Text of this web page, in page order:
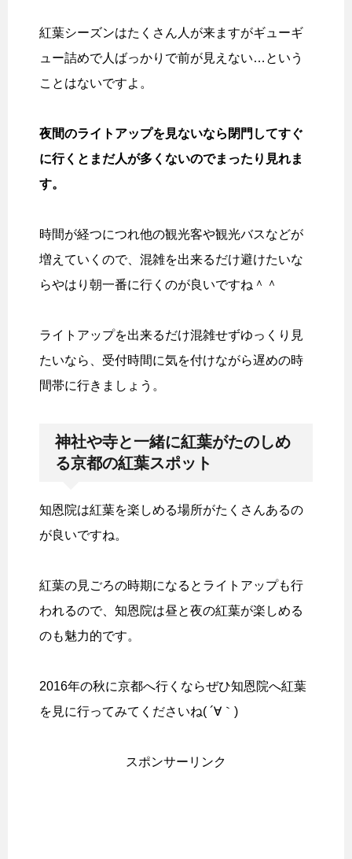
紅葉シーズンはたくさん人が来ますがギューギ
ュー詰めで人ばっかりで前が見えない…という
ことはないですよ。
夜間のライトアップを見ないなら閉門してすぐ
に行くとまだ人が多くないのでまったり見れま
す。
時間が経つにつれ他の観光客や観光バスなどが
増えていくので、混雑を出来るだけ避けたいな
らやはり朝一番に行くのが良いですね＾＾
ライトアップを出来るだけ混雑せずゆっくり見
たいなら、受付時間に気を付けながら遅めの時
間帯に行きましょう。
神社や寺と一緒に紅葉がたのしめ
る京都の紅葉スポット
知恩院は紅葉を楽しめる場所がたくさんあるの
が良いですね。
紅葉の見ごろの時期になるとライトアップも行
われるので、知恩院は昼と夜の紅葉が楽しめる
のも魅力的です。
2016年の秋に京都へ行くならぜひ知恩院へ紅葉
を見に行ってみてくださいね( ´∀｀)
スポンサーリンク